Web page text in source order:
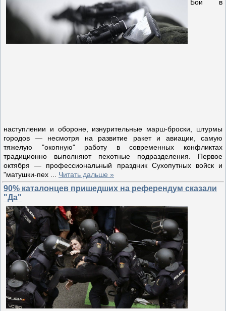
Бои в
наступлении и обороне, изнурительные марш-броски, штурмы
городов — несмотря на развитие ракет и авиации, самую
тяжелую "окопную" работу в современных конфликтах
традиционно выполняют пехотные подразделения. Первое
октября — профессиональный праздник Сухопутных войск и
"матушки-пех
Читать дальше »
90% каталонцев пришедших на референдум сказали
"Да"